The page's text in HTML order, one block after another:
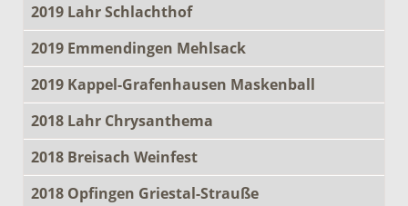
2019 Lahr Schlachthof
2019 Emmendingen Mehlsack
2019 Kappel-Grafenhausen Maskenball
2018 Lahr Chrysanthema
2018 Breisach Weinfest
2018 Opfingen Griestal-Strauße